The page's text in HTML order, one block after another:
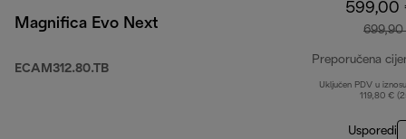
Magnifica Evo Next
ECAM312.80.TB
599,00
Preporučena
Uključen PDV u
119,80 €
Usporedi